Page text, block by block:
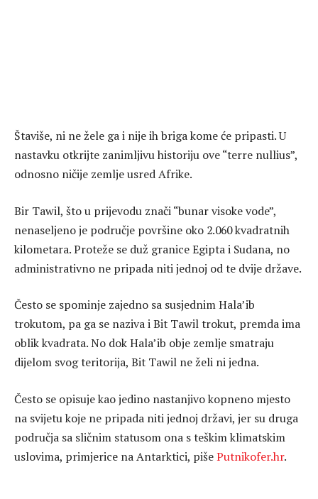
Štaviše, ni ne žele ga i nije ih briga kome će pripasti. U
nastavku otkrijte zanimljivu historiju ove “terre nullius”,
odnosno ničije zemlje usred Afrike.
Bir Tawil, što u prijevodu znači “bunar visoke vode”,
nenaseljeno je područje površine oko 2.060 kvadratnih
kilometara. Proteže se duž granice Egipta i Sudana, no
administrativno ne pripada niti jednoj od te dvije države.
Često se spominje zajedno sa susjednim Hala’ib
trokutom, pa ga se naziva i Bit Tawil trokut, premda ima
oblik kvadrata. No dok Hala’ib obje zemlje smatraju
dijelom svog teritorija, Bit Tawil ne želi ni jedna.
Često se opisuje kao jedino nastanjivo kopneno mjesto
na svijetu koje ne pripada niti jednoj državi, jer su druga
područja sa sličnim statusom ona s teškim klimatskim
uslovima, primjerice na Antarktici, pišePutnikofer.hr.